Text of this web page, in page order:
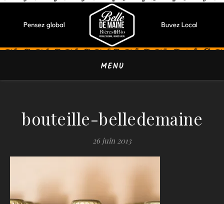
MENU
bouteille-belledemaine
26 juin 2013